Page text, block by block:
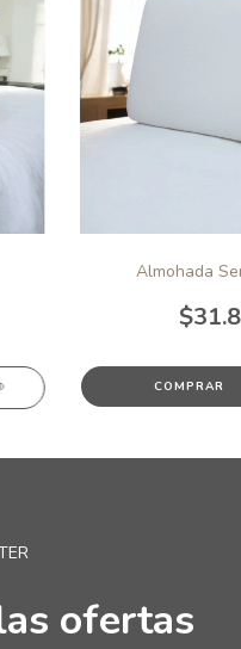
Almohada
ofertas